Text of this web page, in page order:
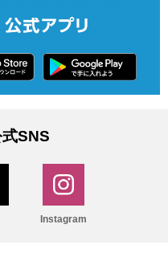
SNS
Instagram